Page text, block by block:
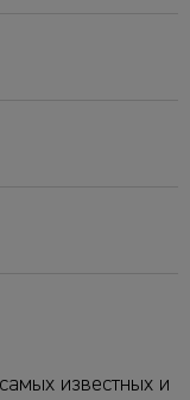
известных и